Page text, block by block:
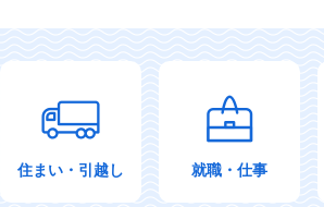
住まい・引越し 就職・仕事